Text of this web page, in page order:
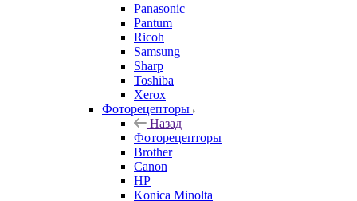
Panasonic
Pantum
Ricoh
Samsung
Sharp
Toshiba
Xerox
Фоторецепторы
Назад
Фоторецепторы
Brother
Canon
HP
Konica Minolta